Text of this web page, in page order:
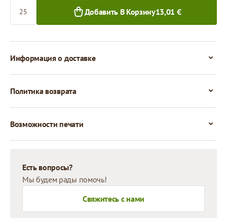
Добавить В Корзину13,01 €
Информация о доставке
Политика возврата
Возможности печати
Есть вопросы?
Мы будем рады помочь!
Свяжитесь с нами